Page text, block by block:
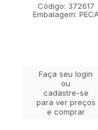
Código: 372617
Embalagem:
Faça seu login
ou
cadastre-se
para ver preços
e comprar